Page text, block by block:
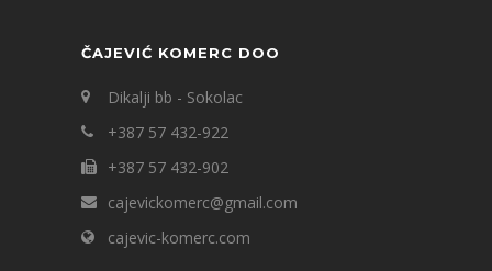
ČAJEVIĆ KOMERC DOO
Dikalji bb - Sokolac
+387 57 432-922
+387 57 432-902
cajevickomerc@gmail.com
cajevic-komerc.com